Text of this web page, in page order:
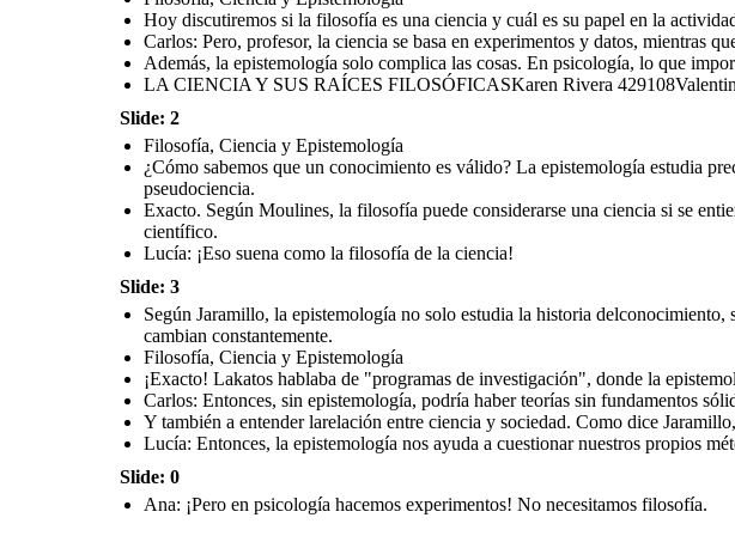
Hoy discutiremos si la filosofía es una ciencia y cuál es su papel en la
Carlos: Pero, profesor, la ciencia se basa en experimentos y datos, mientras
Además, la epistemología solo complica las cosas. En psicología, lo que
LA CIENCIA Y SUS RAÍCES FILOSÓFICASKaren Rivera
Slide: 2
Filosofía, Ciencia y Epistemología
¿Cómo sabemos que un conocimiento es válido? La epistemología estudia
pseudociencia.
Exacto. Según Moulines, la filosofía puede considerarse una ciencia si se
científico.
Lucía: ¡Eso suena como la filosofía de la ciencia!
Slide: 3
Según Jaramillo, la epistemología no solo estudia la historia
cambian constantemente.
Filosofía, Ciencia y Epistemología
¡Exacto! Lakatos hablaba de "programas de investigación", donde la
Carlos: Entonces, sin epistemología, podría haber teorías sin fundamentos
Y también a entender larelación entre ciencia y sociedad. Como dice
Lucía: Entonces, la epistemología nos ayuda a cuestionar nuestros propios
Slide: 0
Ana: ¡Pero en psicología hacemos experimentos! No necesitamos filosofía.